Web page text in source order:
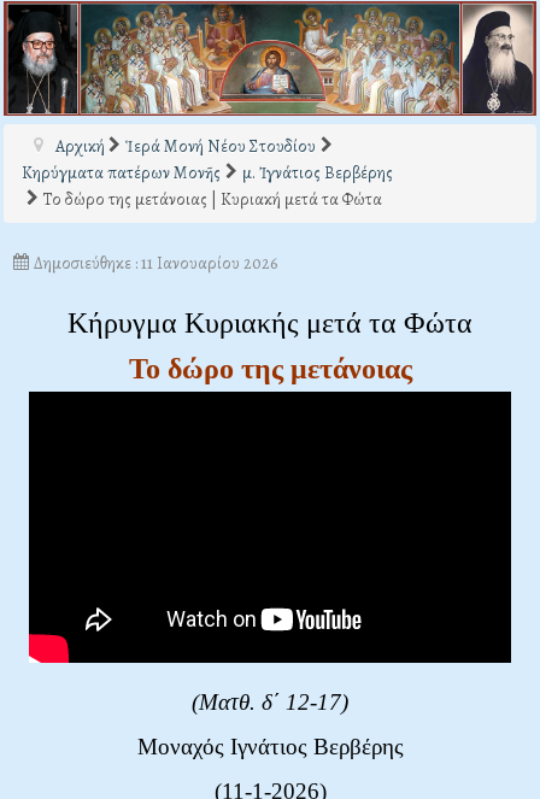
Αρχική
Ἱερά Μονή Νέου Στουδίου
Κηρύγματα πατέρων Μονῆς
μ. Ἰγνάτιος Βερβέρης
Το δώρο της μετάνοιας | Κυριακή μετά τα Φώτα
Δημοσιεύθηκε : 11 Ιανουαρίου 2026
Kήρυγμα Κυριακής μετά τα Φώτα
Το δώρο της μετάνοιας
(Ματθ. δ΄ 12-17)
Μοναχός Ιγνάτιος Βερβέρης
(11-1-2026)